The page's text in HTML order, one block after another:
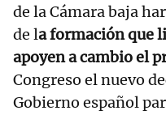
de la Cámara baja
de la formación que
apoyen a cambio el
Congreso el nuevo
Gobierno español